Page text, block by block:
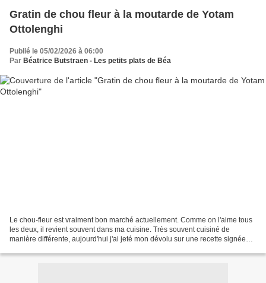
Gratin de chou fleur à la moutarde de Yotam
Ottolenghi
Publié le 05/02/2026 à 06:00
Par Béatrice Butstraen - Les petits plats de Béa
Le chou-fleur est vraiment bon marché actuellement. Comme on l'aime tous
les deux, il revient souvent dans ma cuisine. Très souvent cuisiné de
manière différente, aujourd'hui j'ai jeté mon dévolu sur une recette signée